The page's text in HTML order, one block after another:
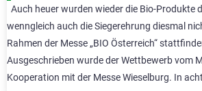
Auch heuer wurden wieder die Bio-Produkte
wenngleich auch die Siegerehrung diesmal
Rahmen der Messe „BIO Österreich“
Ausgeschrieben wurde der Wettbewerb vom
Kooperation mit der Messe Wieselburg. In